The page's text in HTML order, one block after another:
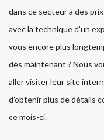
dans ce secteur à des
avec la technique d’un
vous encore plus
dès maintenant ? Nous
aller visiter leur site
d’obtenir plus de détails
ce mois-ci.